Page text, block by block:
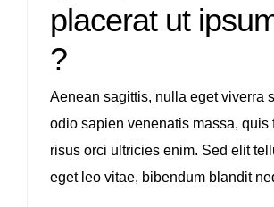
placerat ut
?
Aenean sagittis, nulla eget viverra
odio sapien venenatis massa, quis
risus orci ultricies enim. Sed elit
eget leo vitae, bibendum blandit